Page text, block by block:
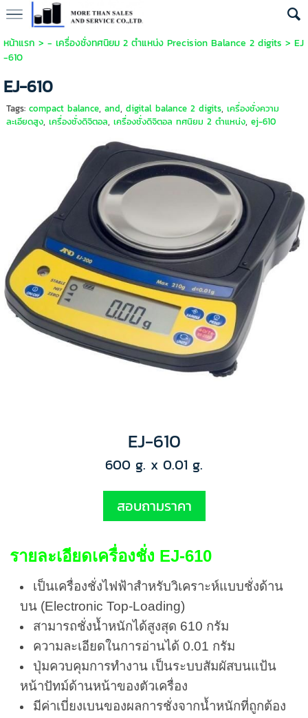
หน้าแรก > - เครื่องชั่งทศนิยม 2 ตำแหน่ง Precision Balance 2 digits > EJ
-610
EJ-610
Tags: compact balance, and, digital balance 2 digits, เครื่องชั่งความ
ละเอียดสูง, เครื่องชั่งดิจิตอล, เครื่องชั่งดิจิตอล ทศนิยม 2 ตำแหน่ง, ej-610
EJ-610
600 g. x 0.01 g.
สอบถามราคา
รายละเอียดเครื่องชั่ง EJ-610
เป็นเครื่องชั่งไฟฟ้าสำหรับวิเคราะห์แบบชั่งด้าน
บน (Electronic Top-Loading)
สามารถชั่งน้ำหนักได้สูงสุด 610 กรัม
ความละเอียดในการอ่านได้ 0.01 กรัม
ปุ่มควบคุมการทำงาน เป็นระบบสัมผัสบนแป้น
หน้าปัทม์ด้านหน้าของตัวเครื่อง
มีค่าเบี่ยงเบนของผลการชั่งจากน้ำหนักที่ถูกต้อง